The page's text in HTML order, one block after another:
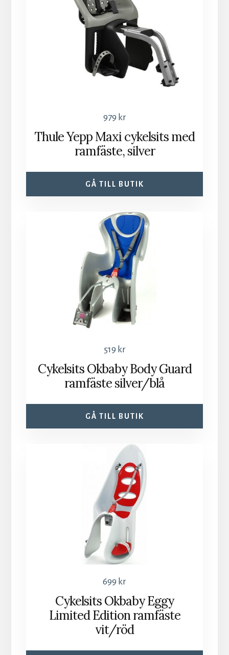
979 kr
Thule Yepp Maxi cykelsits med
ramfäste, silver
GÅ TILL BUTIK
519 kr
Cykelsits Okbaby Body Guard
ramfäste silver/blå
GÅ TILL BUTIK
699 kr
Cykelsits Okbaby Eggy
Limited Edition ramfäste
vit/röd